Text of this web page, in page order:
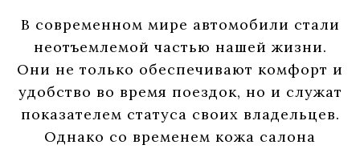
В современном мире автомобили стали
неотъемлемой частью нашей жизни.
Они не только обеспечивают комфорт и
удобство во время поездок, но и служат
показателем статуса своих владельцев.
Однако со временем кожа салона